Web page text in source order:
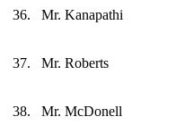
36. Mr. Kanapathi
37. Mr. Roberts
38. Mr. McDonell